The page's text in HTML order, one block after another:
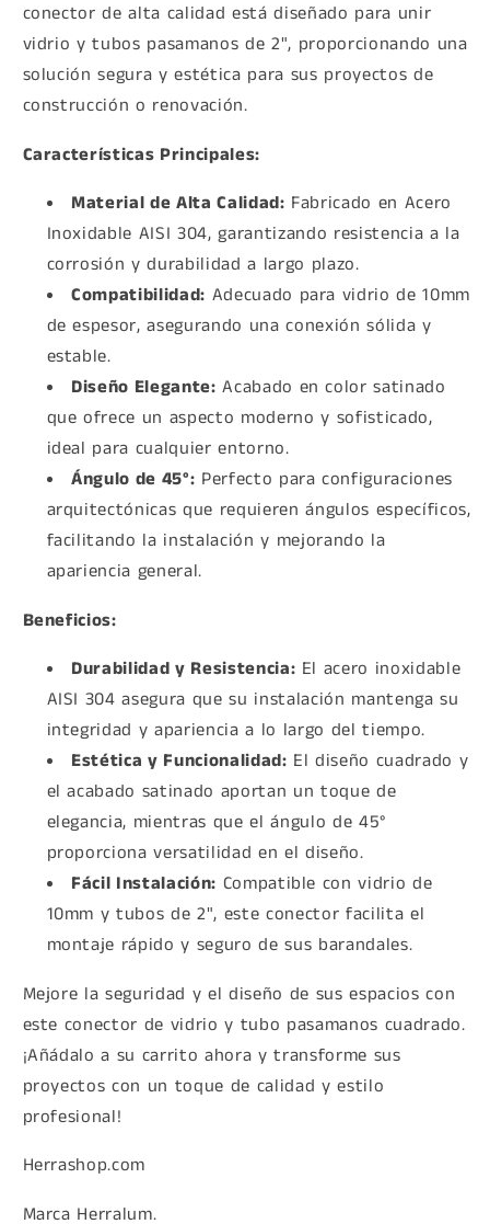
conector de alta calidad está diseñado para unir
vidrio y tubos pasamanos de 2", proporcionando una
solución segura y estética para sus proyectos de
construcción o renovación.
Características Principales:
Material de Alta Calidad: Fabricado en Acero
Inoxidable AISI 304, garantizando resistencia a la
corrosión y durabilidad a largo plazo.
Compatibilidad: Adecuado para vidrio de 10mm
de espesor, asegurando una conexión sólida y
estable.
Diseño Elegante: Acabado en color satinado
que ofrece un aspecto moderno y sofisticado,
ideal para cualquier entorno.
Ángulo de 45°: Perfecto para configuraciones
arquitectónicas que requieren ángulos específicos,
facilitando la instalación y mejorando la
apariencia general.
Beneficios:
Durabilidad y Resistencia: El acero inoxidable
AISI 304 asegura que su instalación mantenga su
integridad y apariencia a lo largo del tiempo.
Estética y Funcionalidad: El diseño cuadrado y
el acabado satinado aportan un toque de
elegancia, mientras que el ángulo de 45°
proporciona versatilidad en el diseño.
Fácil Instalación: Compatible con vidrio de
10mm y tubos de 2", este conector facilita el
montaje rápido y seguro de sus barandales.
Mejore la seguridad y el diseño de sus espacios con
este conector de vidrio y tubo pasamanos cuadrado.
¡Añádalo a su carrito ahora y transforme sus
proyectos con un toque de calidad y estilo
profesional!
Herrashop.com
Marca Herralum.